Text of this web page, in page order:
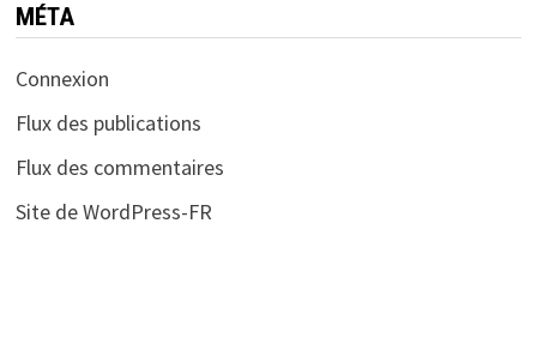
MÉTA
Connexion
Flux des publications
Flux des commentaires
Site de WordPress-FR